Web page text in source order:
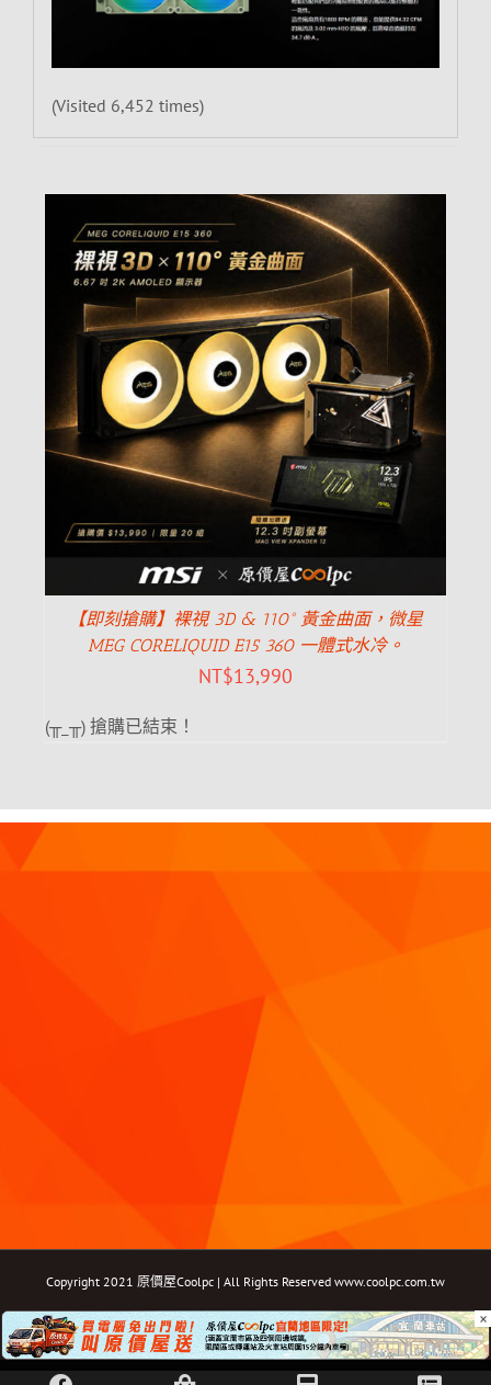
(Visited 6,452 times)
【即刻搶購】裸視 3D & 110° 黃金曲面，微星
MEG CORELIQUID E15 360 一體式水冷。
NT$13,990
(╥_╥) 搶購已結束！
Copyright 2021 原價屋Coolpc | All Rights Reserved www.coolpc.com.tw
FacebookInstagramYouTubeTwitterEmail: ×